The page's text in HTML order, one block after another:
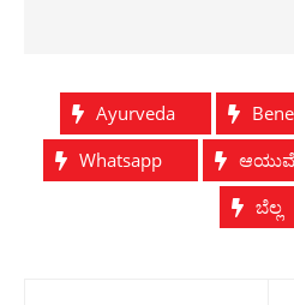
Ayurveda
Whatsapp
ಬೆಲ್ಲ